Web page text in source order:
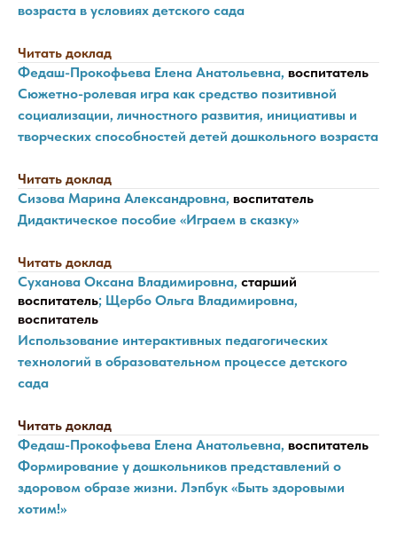
возраста в условиях детского сада
Читать доклад
Федаш-Прокофьева Елена Анатольевна, воспитатель
Сюжетно-ролевая игра как средство позитивной
социализации, личностного развития, инициативы и
творческих способностей детей дошкольного возраста
Читать доклад
Сизова Марина Александровна, воспитатель
Дидактическое пособие «Играем в сказку»
Читать доклад
Суханова Оксана Владимировна, старший
воспитатель; Щербо Ольга Владимировна,
воспитатель
Использование интерактивных педагогических
технологий в образовательном процессе детского
сада
Читать доклад
Федаш-Прокофьева Елена Анатольевна, воспитатель
Формирование у дошкольников представлений о
здоровом образе жизни. Лэпбук «Быть здоровыми
хотим!»